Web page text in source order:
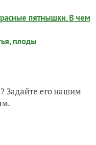
пятнышки. В чем
плоды
Задайте его нашим